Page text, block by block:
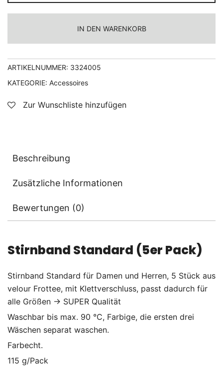
(5er
Menge
IN DEN WARENKORB
ARTIKELNUMMER: 3324005
KATEGORIE: Accessoires
Zur Wunschliste hinzufügen
Beschreibung
Zusätzliche Informationen
Bewertungen (0)
Stirnband Standard (5er Pack)
Stirnband Standard für Damen und Herren, 5 Stück aus
velour Frottee, mit Klettverschluss, passt dadurch für
alle Größen → SUPER Qualität
Waschbar bis max. 90 °C, Farbige, die ersten drei
Wäschen separat waschen.
Farbecht.
115 g/Pack